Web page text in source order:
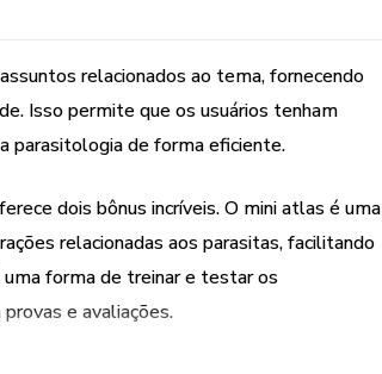
relacionados ao tema, fornecendo
Isso permite que os usuários tenham
parasitologia de forma eficiente.
dois bônus incríveis. O mini atlas é uma
relacionadas aos parasitas, facilitando
forma de treinar e testar os
e avaliações.